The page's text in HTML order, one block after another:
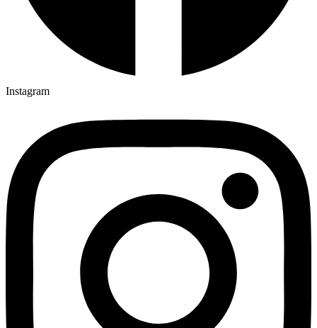
Instagram